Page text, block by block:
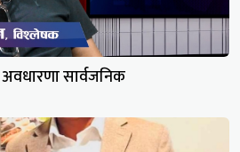
अवधारणा सार्वजनिक